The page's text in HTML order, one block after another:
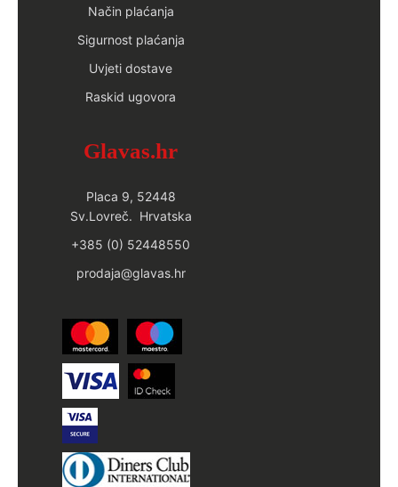
Način plaćanja
Sigurnost plaćanja
Uvjeti dostave
Raskid ugovora
Glavas.hr
Placa 9, 52448
Sv.Lovreč. Hrvatska
+385 (0) 52448550
prodaja@glavas.hr